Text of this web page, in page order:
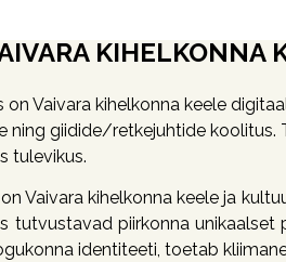
on Vaivara kihelkonna keele
ning giidide/retkejuhtide
tulevikus.
Vaivara kihelkonna keele ja
tutvustavad piirkonna unikaalset
identiteeti, toetab